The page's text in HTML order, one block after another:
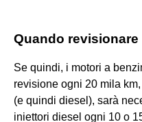
Quando
Se quindi, i motori a
revisione ogni 20 mila
(e quindi diesel), sarà
iniettori diesel ogni 10 o